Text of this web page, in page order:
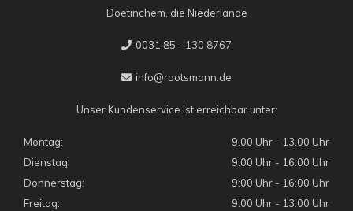
Doetinchem, die Niederlande
0031 85 - 130 8767
info@rootsmann.de
Unser Kundenservice ist erreichbar unter:
Montag:
9.00 Uhr - 13.00 Uhr
Dienstag:
9:00 Uhr - 16:00 Uhr
Donnerstag:
9:00 Uhr - 16:00 Uhr
Freitag:
9.00 Uhr - 13.00 Uhr